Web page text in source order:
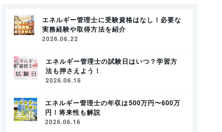
エネルギー管理士に受験資格はなし！必要な
実務経験や取得方法を紹介
2026.06.22
エネルギー管理士の試験日はいつ？学習方
法も押さえよう！
2026.06.16
エネルギー管理士の年収は500万円〜600万
円！将来性も解説
2026.06.16